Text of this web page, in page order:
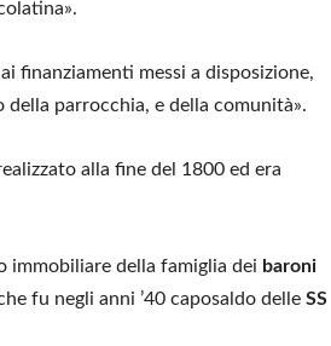
finanziamenti messi a disposizione,
della parrocchia, e della comunità».
alla fine del 1800 ed era
immobiliare della famiglia dei baroni
fu negli anni ’40 caposaldo delle SS